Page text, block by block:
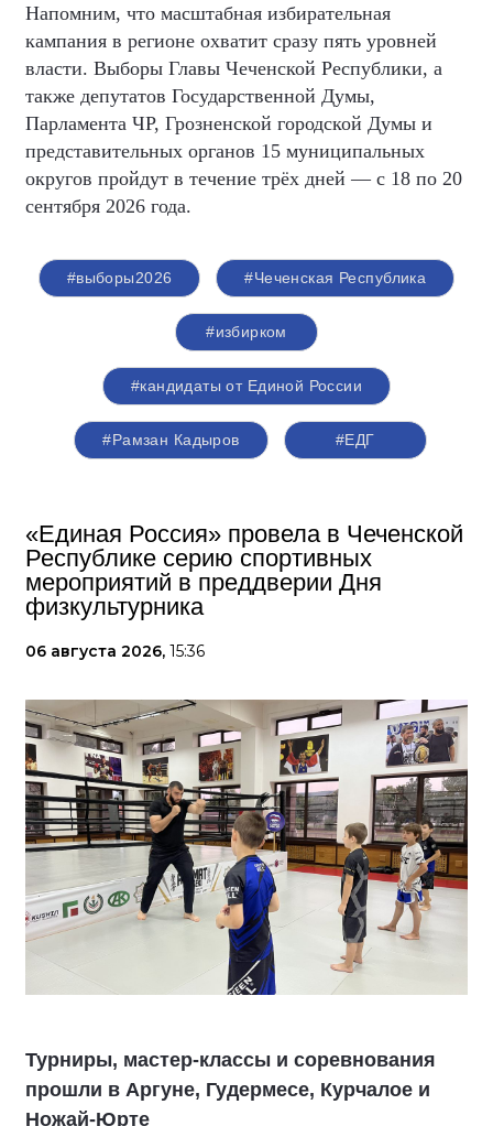
Напомним, что масштабная избирательная
кампания в регионе охватит сразу пять уровней
власти. Выборы Главы Чеченской Республики, а
также депутатов Государственной Думы,
Парламента ЧР, Грозненской городской Думы и
представительных органов 15 муниципальных
округов пройдут в течение трёх дней — с 18 по 20
сентября 2026 года.
#выборы2026 #Чеченская Республика
#избирком
#кандидаты от Единой России
#Рамзан Кадыров #ЕДГ
«Единая Россия» провела в Чеченской
Республике серию спортивных
мероприятий в преддверии Дня
физкультурника
06 августа 2026, 15:36
Турниры, мастер-классы и соревнования
прошли в Аргуне, Гудермесе, Курчалое и
Ножай-Юрте